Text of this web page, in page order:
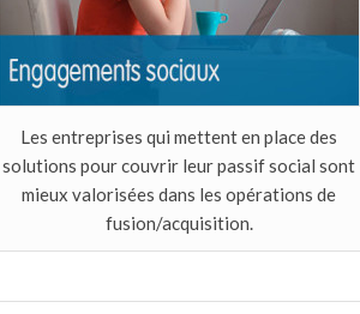
Les entreprises qui mettent en place des
solutions pour couvrir leur passif social sont
mieux valorisées dans les opérations de
fusion/acquisition.